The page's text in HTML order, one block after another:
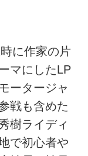
に作家の片
マにしたLP
ータージャ
戦も含めた
樹ライディ
で初心者や